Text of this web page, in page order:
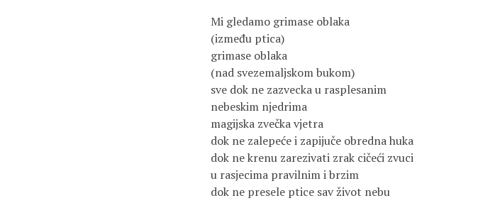
Mi gledamo grimase oblaka
(između ptica)
grimase oblaka
(nad svezemaljskom bukom)
sve dok ne zazvecka u rasplesanim
nebeskim njedrima
magijska zvečka vjetra
dok ne zalepeće i zapijuče obredna huka
dok ne krenu zarezivati zrak cičeći zvuci
u rasjecima pravilnim i brzim
dok ne presele ptice sav život nebu